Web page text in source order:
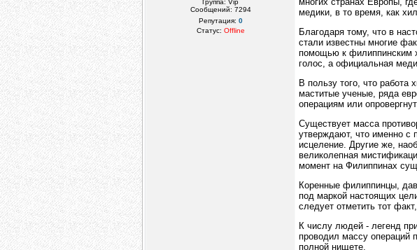
Группа: Vip
Сообщений: 7294
Репутация: 0
Статус: Offline
медики, в то время, как
Благодаря тому, что в
стали известны многие
помощью к филиппинским
голос, а официальная
В пользу того, что работа
маститые ученые, ряда
операциям или
Существует масса
утверждают, что именно с
исцеление. Другие же,
великолепная
момент на Филиппинах
Коренные филиппинцы,
под маркой настоящих
следует отметить тот
К числу людей - легенд
проводил массу операций
полной нищете.